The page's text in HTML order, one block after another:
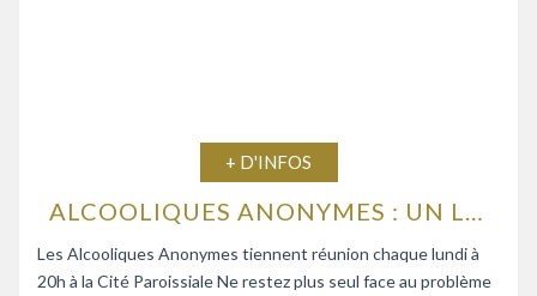
+ D'INFOS
Les Alcooliques Anonymes tiennent réunion chaque lundi à
20h à la Cité Paroissiale Ne restez plus seul face au problème